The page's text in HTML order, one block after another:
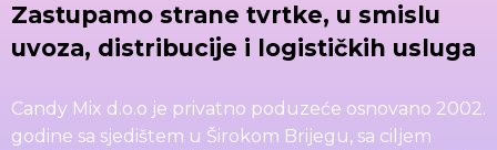
Zastupamo strane tvrtke, u smislu
uvoza, distribucije i logističkih usluga
Candy Mix d.o.o je privatno poduzeće osnovano 2002.
godine sa sjedištem u Širokom Brijegu, sa ciljem